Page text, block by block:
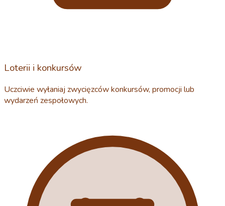
Loterii i konkursów
Uczciwie wyłaniaj zwycięzców konkursów, promocji lub
wydarzeń zespołowych.